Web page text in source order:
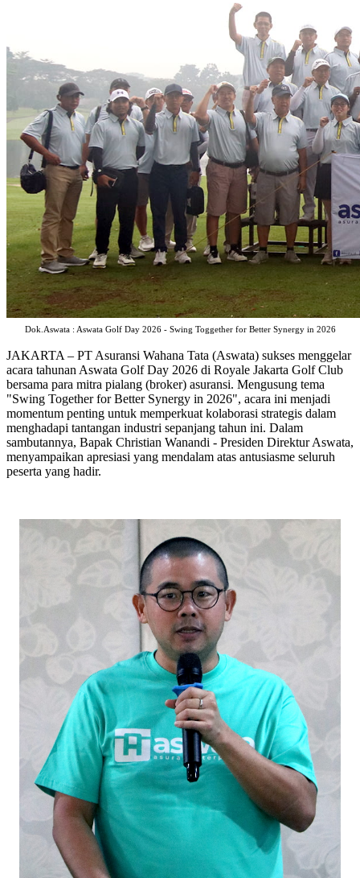
Dok.Aswata : Aswata Golf Day 2026 - Swing Toggether for Better Synergy in 2026
JAKARTA – PT Asuransi Wahana Tata (Aswata) sukses menggelar
acara tahunan Aswata Golf Day 2026 di Royale Jakarta Golf Club
bersama para mitra pialang (broker) asuransi. Mengusung tema
"Swing Together for Better Synergy in 2026", acara ini menjadi
momentum penting untuk memperkuat kolaborasi strategis dalam
menghadapi tantangan industri sepanjang tahun ini. Dalam
sambutannya, Bapak Christian Wanandi - Presiden Direktur Aswata,
menyampaikan apresiasi yang mendalam atas antusiasme seluruh
peserta yang hadir.